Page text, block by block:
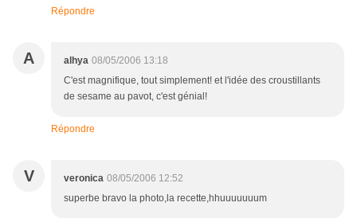
Répondre
A alhya 08/05/2006 13:18
C'est magnifique, tout simplement! et l'idée des croustillants
de sesame au pavot, c'est génial!
Répondre
V veronica 08/05/2006 12:52
superbe bravo la photo,la recette,hhuuuuuuum